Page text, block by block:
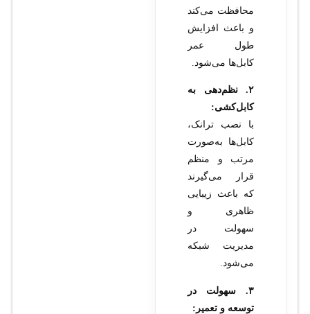
محافظت می‌کند
و باعث افزایش
طول عمر
کابل‌ها می‌شود.
۲. نظم‌دهی به
کابل‌کشی:
با نصب ترانک،
کابل‌ها به‌صورت
مرتب و منظم
قرار می‌گیرند
که باعث زیبایی
ظاهری و
سهولت در
مدیریت شبکه
می‌شود.
۳. سهولت در
توسعه و تعمیر: